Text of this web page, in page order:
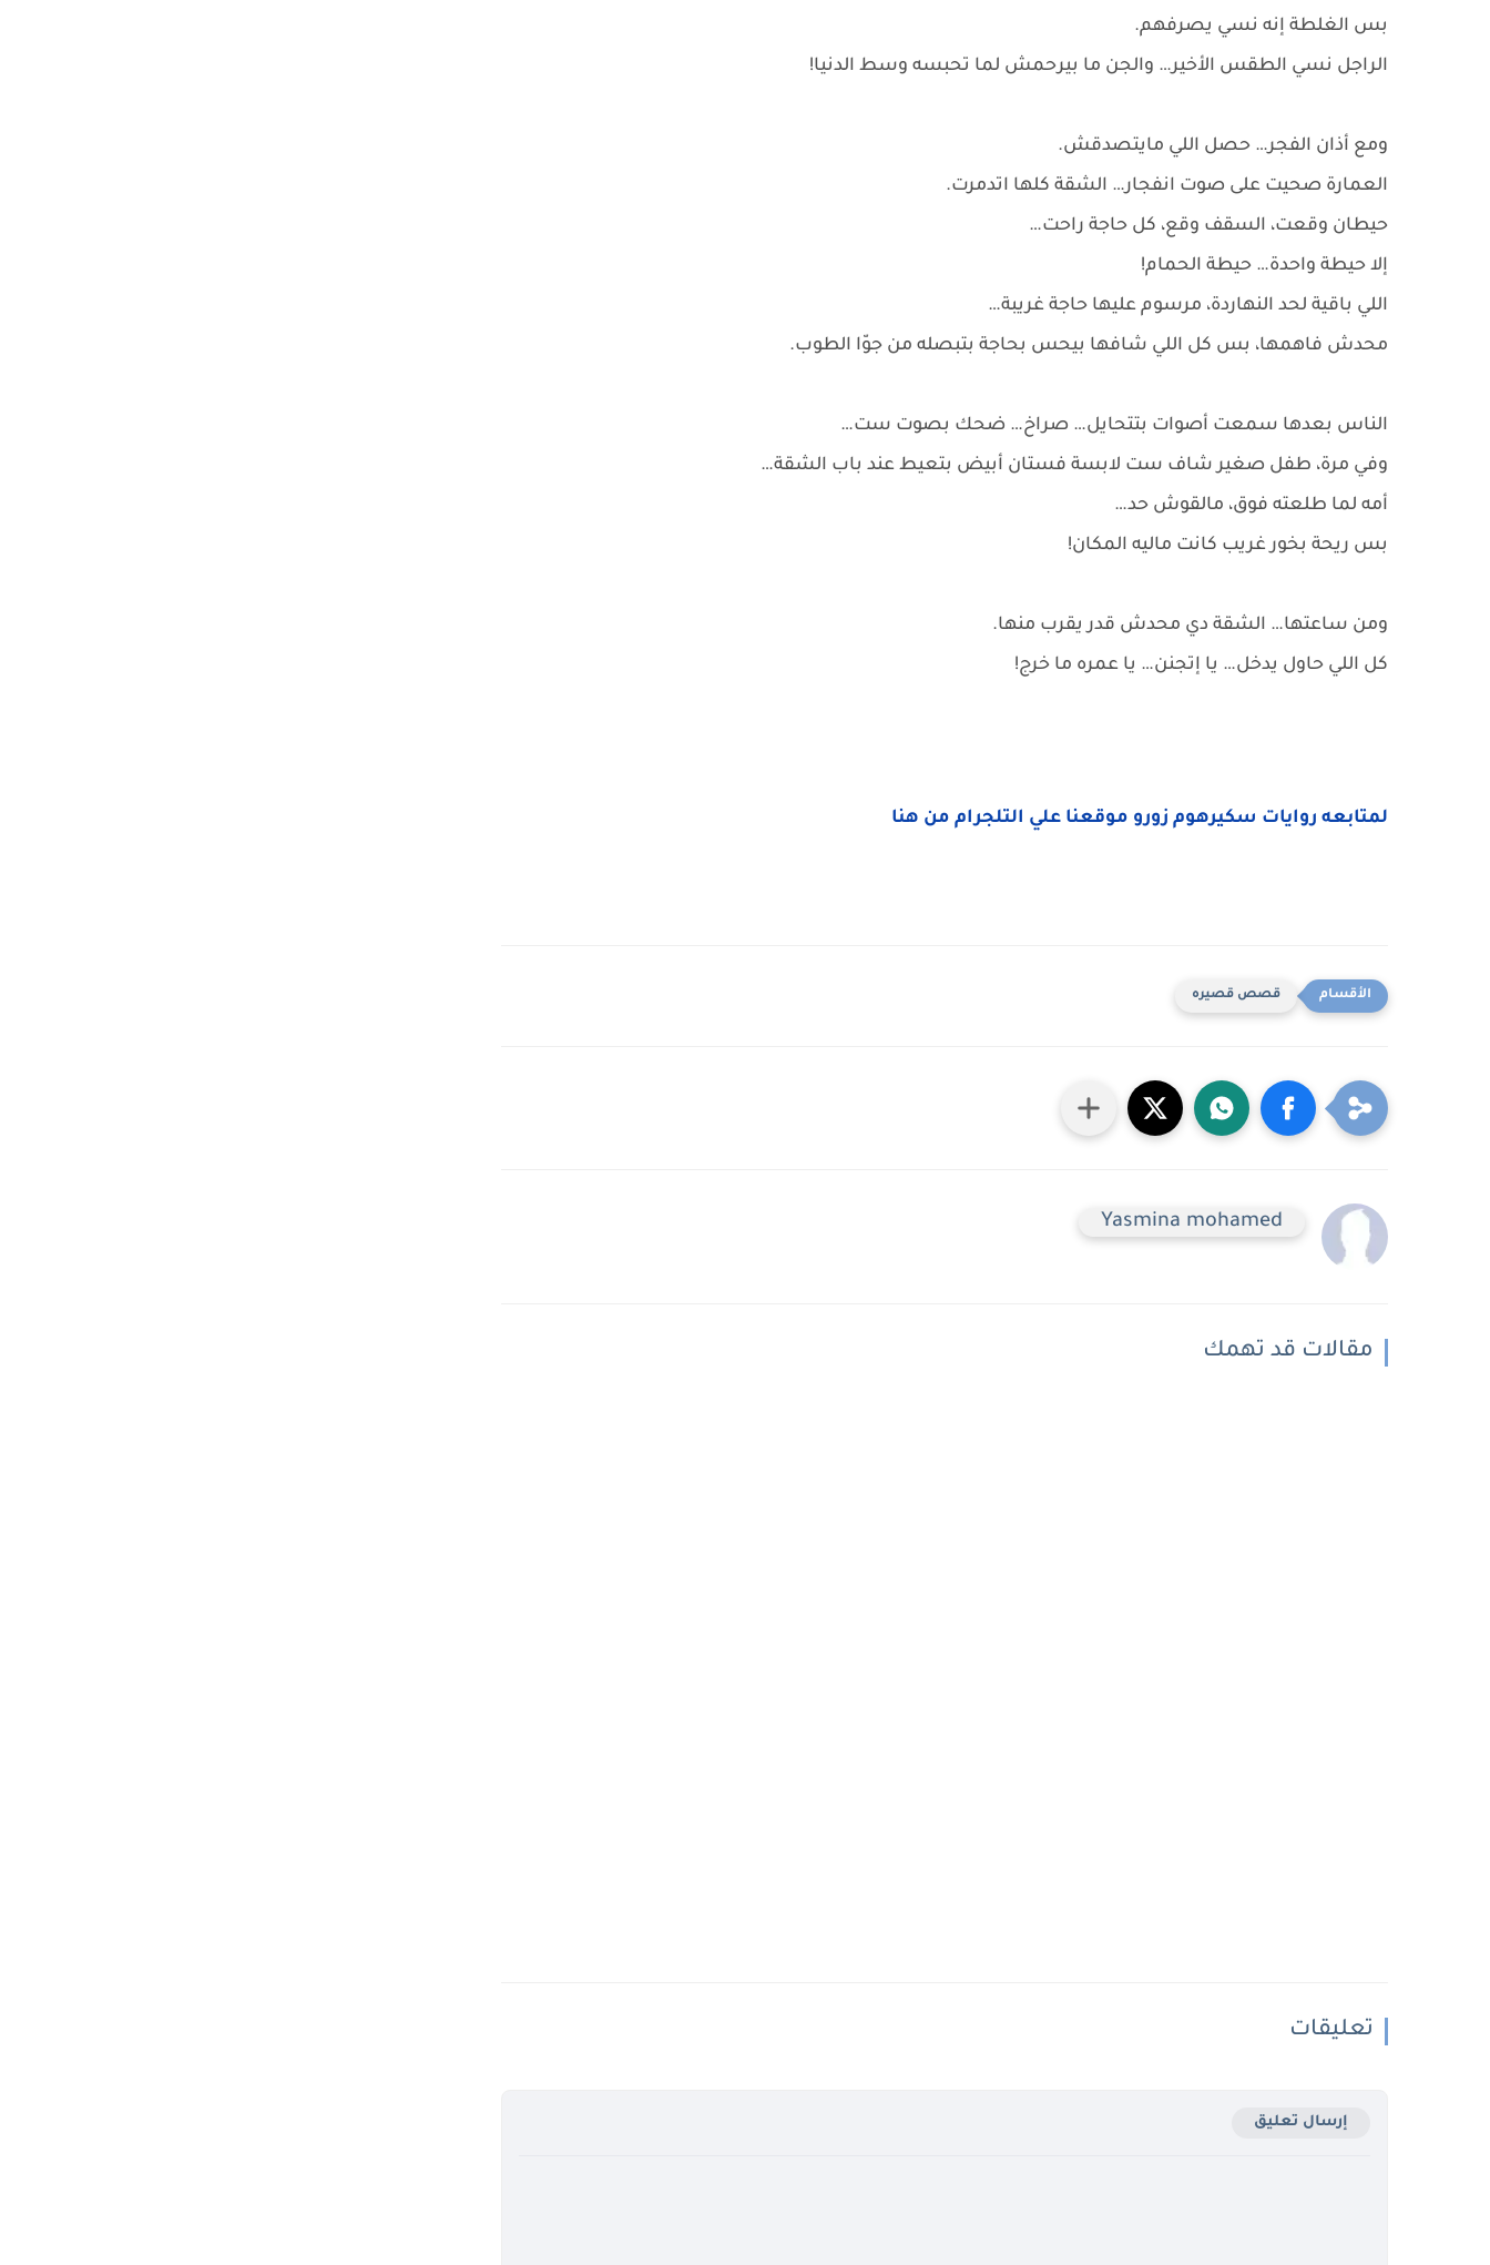
بس الغلطة إنه نسي يصرفهم.
الراجل نسي الطقس الأخير… والجن ما بيرحمش لما تحبسه وسط الدنيا!
ومع أذان الفجر… حصل اللي مايتصدقش.
العمارة صحيت على صوت انفجار… الشقة كلها اتدمرت.
حيطان وقعت، السقف وقع، كل حاجة راحت…
إلا حيطة واحدة… حيطة الحمام!
اللي باقية لحد النهاردة، مرسوم عليها حاجة غريبة…
محدش فاهمها، بس كل اللي شافها بيحس بحاجة بتبصله من جوّا الطوب.
الناس بعدها سمعت أصوات بتتحايل… صراخ… ضحك بصوت ست…
وفي مرة، طفل صغير شاف ست لابسة فستان أبيض بتعيط عند باب الشقة…
أمه لما طلعته فوق، مالقوش حد…
بس ريحة بخور غريب كانت ماليه المكان!
ومن ساعتها… الشقة دي محدش قدر يقرب منها.
كل اللي حاول يدخل… يا إتجنن… يا عمره ما خرج!
لمتابعه روايات سكيرهوم زورو موقعنا علي التلجرام من هنا
قصص قصيره
Yasmina mohamed
مقالات قد تهمك
تعليقات
إرسال تعليق